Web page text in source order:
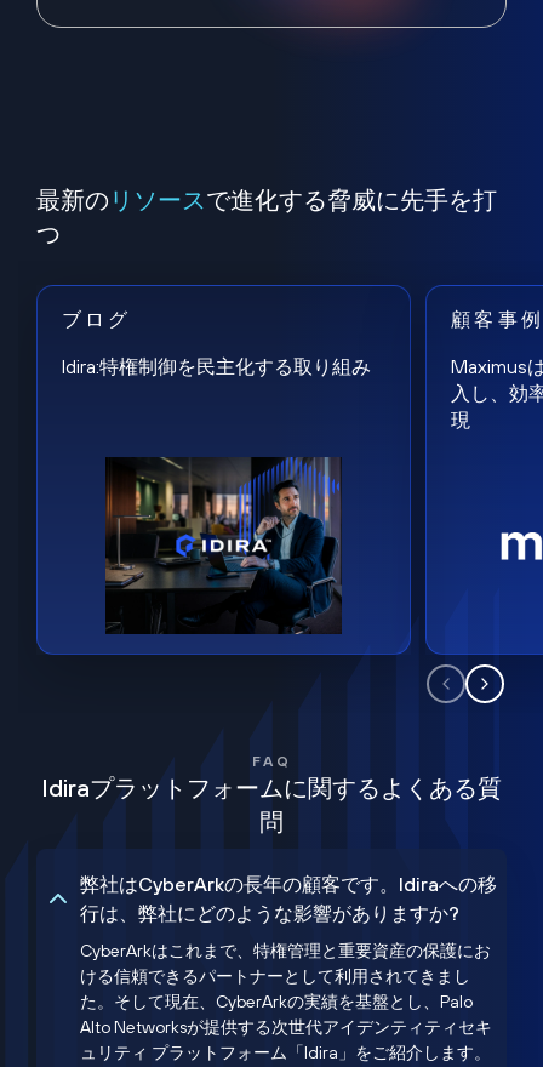
最新の リソースで進化する脅威に先手を打
つ
ブログ
Idira:特権制御を民主化する取り組み
顧客事
Maximus
入し、効
現
FAQ
Idiraプラットフォームに関するよくある質
問
弊社はCyberArkの長年の顧客です。Idiraへの移
行は、弊社にどのような影響がありますか?
CyberArkはこれまで、特権管理と重要資産の保護にお
ける信頼できるパートナーとして利用されてきまし
た。そして現在、CyberArkの実績を基盤とし、Palo
Alto Networksが提供する次世代アイデンティティセキ
ュリティ プラットフォーム「Idira」をご紹介します。